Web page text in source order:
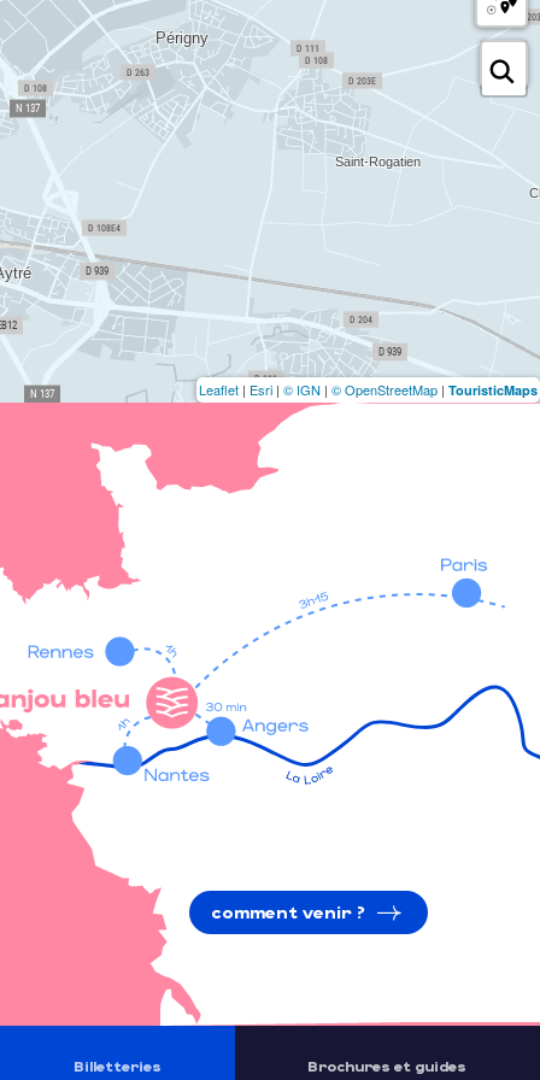
Leaflet | Esri | © IGN | © OpenStreetMap | TouristicMaps
comment venir ?
Billetteries Brochures et guides